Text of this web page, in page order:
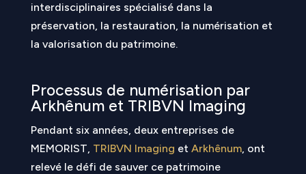
interdisciplinaires spécialisé dans la
préservation, la restauration, la numérisation et
la valorisation du patrimoine.
Processus de numérisation par
Arkhênum et TRIBVN Imaging
Pendant six années, deux entreprises de
MEMORIST, TRIBVN Imaging et Arkhênum, ont
relevé le défi de sauver ce patrimoine